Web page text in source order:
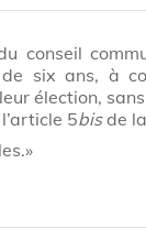
conseil
six ans, à
élection,
5bisde